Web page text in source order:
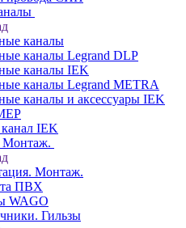
каналы
каналы Legrand DLP
каналы IEK
каналы Legrand METRA
каналы и аксессуары IEK
IEK
Монтаж.
Монтаж.
ПВХ
WAGO
Гильзы